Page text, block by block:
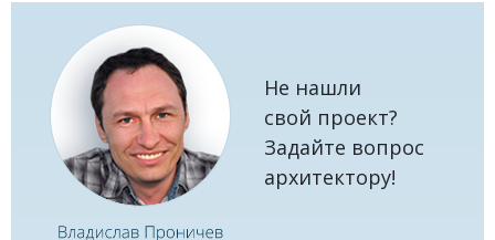
Не нашли
свой проект?
Задайте вопрос
архитектору!